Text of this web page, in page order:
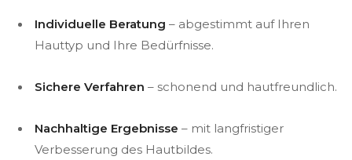
Individuelle Beratung – abgestimmt auf Ihren
Hauttyp und Ihre Bedürfnisse.
Sichere Verfahren – schonend und hautfreundlich.
Nachhaltige Ergebnisse – mit langfristiger
Verbesserung des Hautbildes.